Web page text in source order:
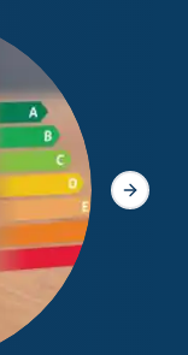
Slide